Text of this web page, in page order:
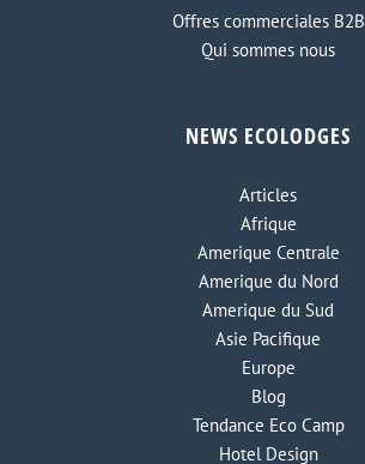
Offres commerciales B2B
Qui sommes nous
NEWS ECOLODGES
Articles
Afrique
Amerique Centrale
Amerique du Nord
Amerique du Sud
Asie Pacifique
Europe
Blog
Tendance Eco Camp
Hotel Design